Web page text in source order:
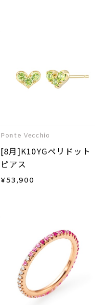
Ponte Vecchio
[8月]K10YGペリドット
ピアス
¥53,900